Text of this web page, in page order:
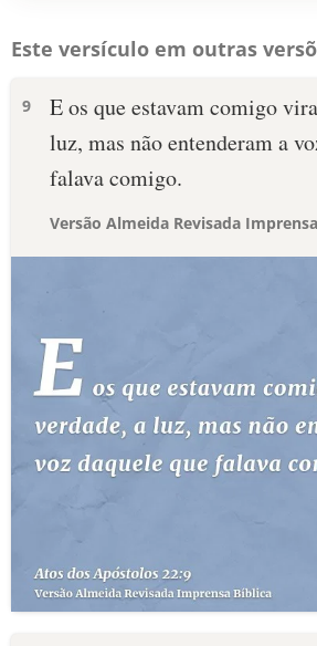
Este versículo em outras
9
E os que estavam comigo
luz, mas não entenderam a
falava comigo.
Versão Almeida Revisada